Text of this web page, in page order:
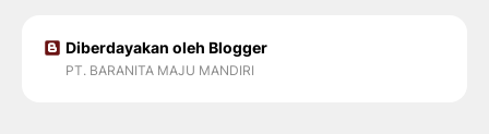
Diberdayakan oleh Blogger
PT. BARANITA MAJU MANDIRI